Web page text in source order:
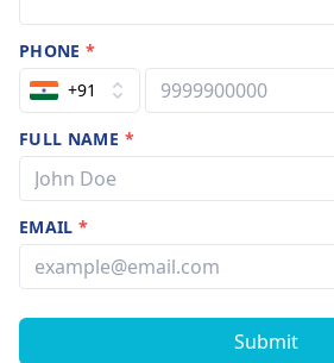
PHONE*
+91
FULL NAME *
EMAIL*
Submit